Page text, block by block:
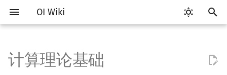
OI Wiki
入
Getting Started
比赛相关简介
工具软件简介
语言基础简介
算法基础简介
搜索部分简介
动态规划部分简介
字符串部分简介
数学部分简介
数据结构部分简介
图论部分简介
计算几何部分简介
离线算法简介
随机函数
问题
RMQ
计算理论基础